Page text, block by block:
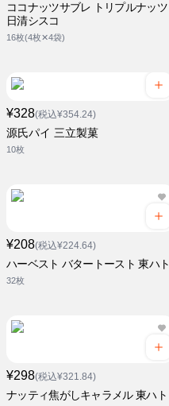
ココナッツサブレ トリプルナッツ
日清シスコ
16枚(4枚✕4袋)
¥328(税込¥354.24)
源氏パイ 三立製菓
10枚
¥208(税込¥224.64)
ハーベスト バタートースト 東ハト
32枚
¥298(税込¥321.84)
ナッティ焦がしキャラメル 東ハト